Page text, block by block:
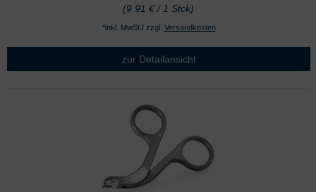
(9.91 € / 1 Stck)
*inkl. MwSt./ zzgl. Versandkosten
zur Detailansicht